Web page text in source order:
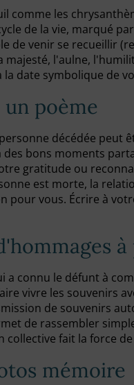
comme les
de la vie, marqué
de venir se recueillir
majesté, l'aulne,
la date symbolique de
poème
décédée peut
bons moments
gratitude ou
est morte, la
pour vous. Écrire à
à
a connu le défunt à
vivre les souvenirs
de souvenirs
de rassembler
collective fait la force
mémoire